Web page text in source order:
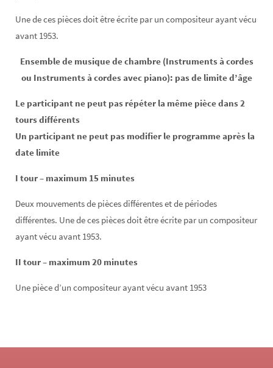
Une de ces pièces doit être écrite par un compositeur ayant vécu
avant 1953.
Ensemble de musique de chambre (Instruments à cordes
ou Instruments à cordes avec piano): pas de limite d’âge
Le participant ne peut pas répéter la même pièce dans 2
tours différents
Un participant ne peut pas modifier le programme après la
date limite
I tour – maximum 15 minutes
Deux mouvements de pièces différentes et de périodes
différentes. Une de ces pièces doit être écrite par un compositeur
ayant vécu avant 1953.
II tour – maximum 20 minutes
Une pièce d’un compositeur ayant vécu avant 1953